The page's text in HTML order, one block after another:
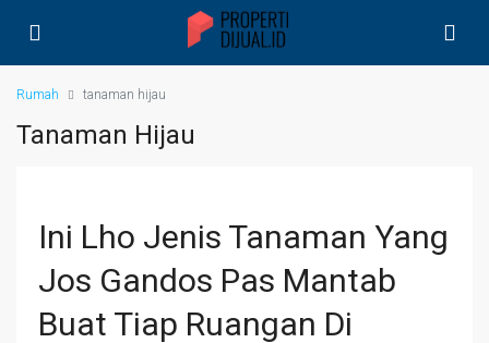
Rumah tanaman hijau
Tanaman Hijau
Ini Lho Jenis Tanaman Yang
Jos Gandos Pas Mantab
Buat Tiap Ruangan Di